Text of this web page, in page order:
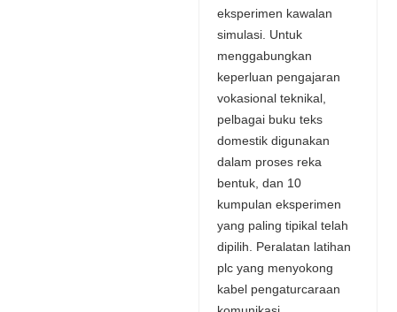
eksperimen kawalan
simulasi. Untuk
menggabungkan
keperluan pengajaran
vokasional teknikal,
pelbagai buku teks
domestik digunakan
dalam proses reka
bentuk, dan 10
kumpulan eksperimen
yang paling tipikal telah
dipilih. Peralatan latihan
plc yang menyokong
kabel pengaturcaraan